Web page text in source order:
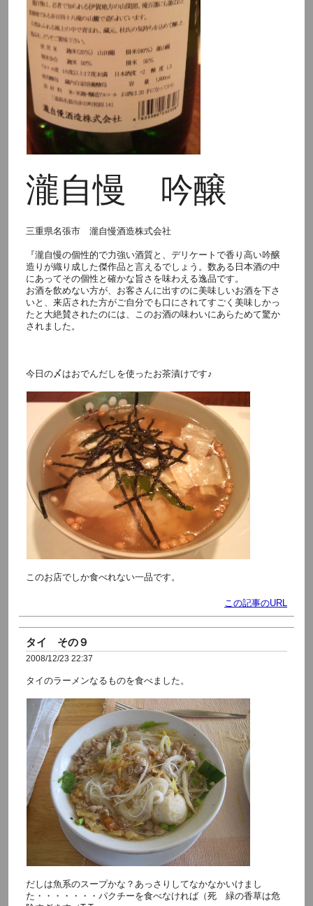
瀧自慢 吟醸
三重県名張市 瀧自慢酒造株式会社
『瀧自慢の個性的で力強い酒質と、デリケートで香り高い吟醸
造りが織り成した傑作品と言えるでしょう。数ある日本酒の中
にあってその個性と確かな旨さを味わえる逸品です。
お酒を飲めない方が、お客さんに出すのに美味しいお酒を下さ
いと、来店された方がご自分でも口にされてすごく美味しかっ
たと大絶賛されたのには、このお酒の味わいにあらためて驚か
されました。
今日の〆はおでんだしを使ったお茶漬けです♪
このお店でしか食べれない一品です。
この記事のURL
タイ その９
2008/12/23 22:37
タイのラーメンなるものを食べました。
だしは魚系のスープかな？あっさりしてなかなかいけまし
た・・・・・・・パクチーを食べなければ（死 緑の香草は危